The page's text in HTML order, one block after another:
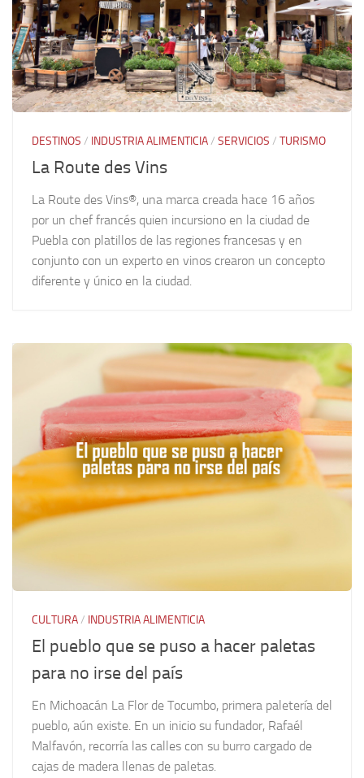
DESTINOS / INDUSTRIA ALIMENTICIA/ SERVICIOS / TURISMO
La Route des Vins
La Route des Vins®, una marca creada hace 16 años
por un chef francés quien incursiono en la ciudad de
Puebla con platillos de las regiones francesas y en
conjunto con un experto en vinos crearon un concepto
diferente y único en la ciudad.
CULTURA/ INDUSTRIA ALIMENTICIA
El pueblo que se puso a hacer paletas
para no irse del país
En Michoacán La Flor de Tocumbo, primera paletería del
pueblo, aún existe. En un inicio su fundador, Rafaél
Malfavón, recorría las calles con su burro cargado de
cajas de madera llenas de paletas.